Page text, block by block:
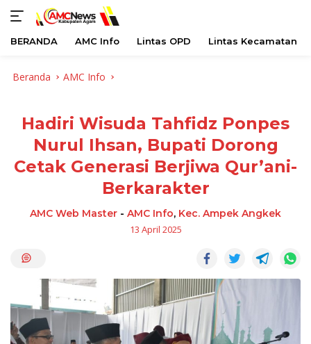
BERANDA AMC Info Lintas OPD Lintas Kecamatan
Beranda AMC Info
Hadiri Wisuda Tahfidz Ponpes
Nurul Ihsan, Bupati Dorong
Cetak Generasi Berjiwa Qur’ani-
Berkarakter
AMC Web Master - AMC Info, Kec. Ampek Angkek
13 April 2025